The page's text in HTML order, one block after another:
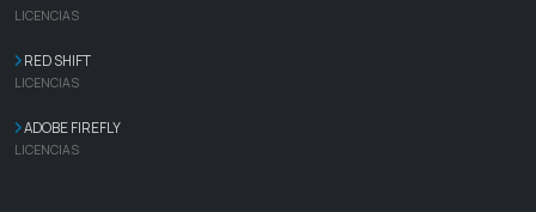
LICENCIAS
RED SHIFT
LICENCIAS
ADOBE FIREFLY
LICENCIAS